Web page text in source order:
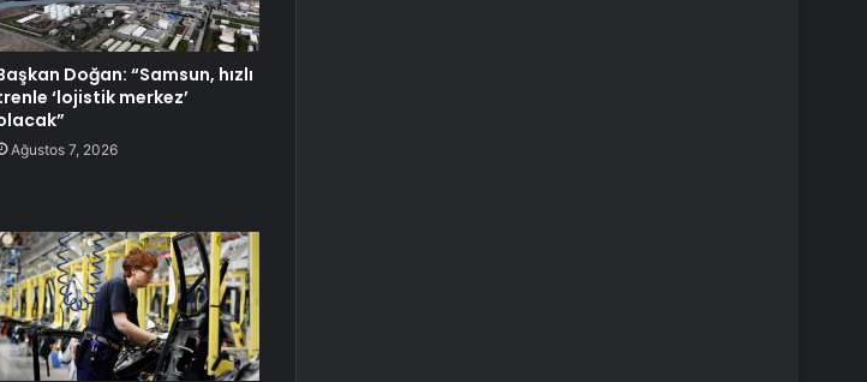
Doğan: “Samsun, hızlı
‘lojistik merkez’
Ağustos 7, 2026